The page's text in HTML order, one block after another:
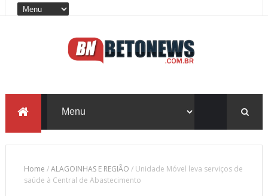
Home /ALAGOINHAS E REGIÃO / Unidade Móvel leva serviços de
saúde à Central de Abastecimento